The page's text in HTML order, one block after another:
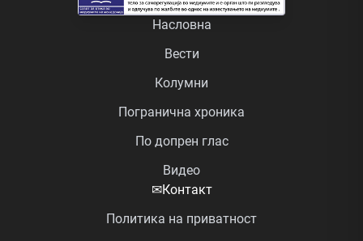
Насловна
Вести
Колумни
Погранична хроника
По допрен глас
Видео
✉Контакт
Политика на приватност